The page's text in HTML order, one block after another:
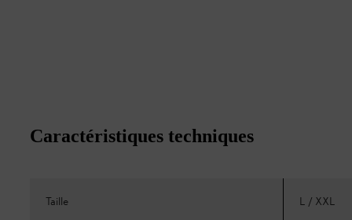
Caractéristiques techniques
Taille L / XXL